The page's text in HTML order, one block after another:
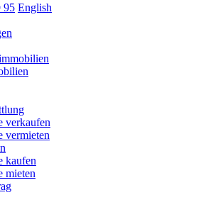
95 English
verkaufen
vermieten
kaufen
mieten